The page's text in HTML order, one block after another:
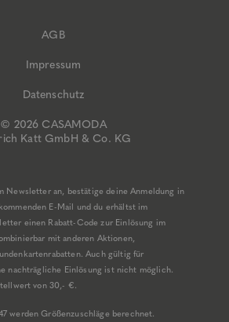
© 2026 CASAMODA
Katt GmbH & Co. KG
AGB
Impressum
Datenschutz
Newsletter an, bestätige deine Anmeldung in
E-Mail und du erhältst im
einen Rabatt-Code zur Einlösung im
mit anderen Aktionen,
Auch gültig für
nachträgliche Einlösung ist nicht möglich.
von 30,- €.
werden Größenzuschläge berechnet.